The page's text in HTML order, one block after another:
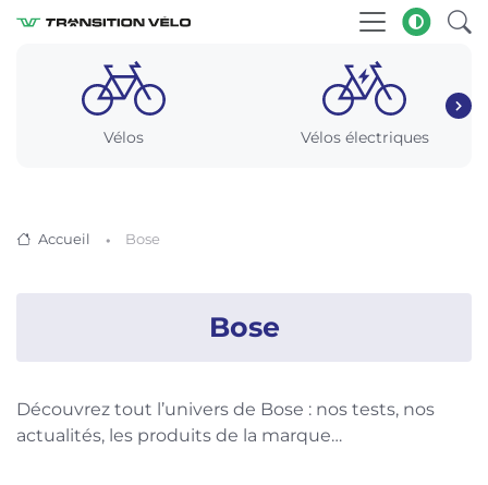
Vélos Vélos électriques
Accueil Bose
Bose
Découvrez tout l’univers de Bose : nos tests, nos
actualités, les produits de la marque…